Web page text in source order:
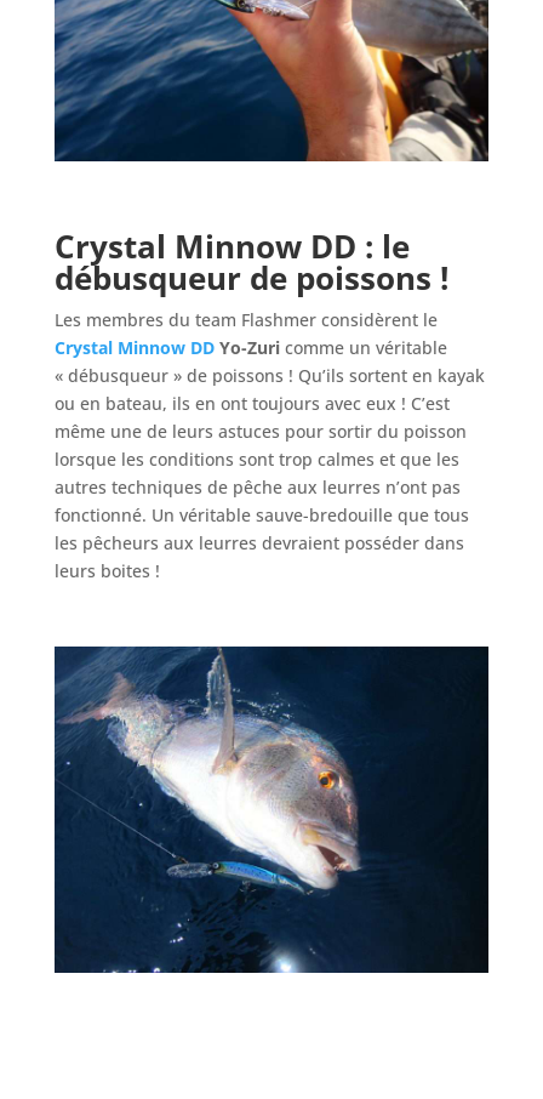
Crystal Minnow DD : le
débusqueur de poissons !
Les membres du team Flashmer considèrent le
Crystal Minnow DD Yo-Zuri comme un véritable
« débusqueur » de poissons ! Qu’ils sortent en kayak
ou en bateau, ils en ont toujours avec eux ! C’est
même une de leurs astuces pour sortir du poisson
lorsque les conditions sont trop calmes et que les
autres techniques de pêche aux leurres n’ont pas
fonctionné. Un véritable sauve-bredouille que tous
les pêcheurs aux leurres devraient posséder dans
leurs boites !